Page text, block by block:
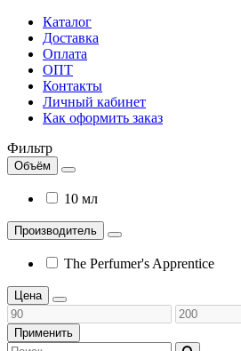
Каталог
Доставка
Оплата
ОПТ
Контакты
Личный кабинет
Как оформить заказ
Фильтр
Объём
10 мл
Производитель
The Perfumer's Apprentice
Цена
Применить